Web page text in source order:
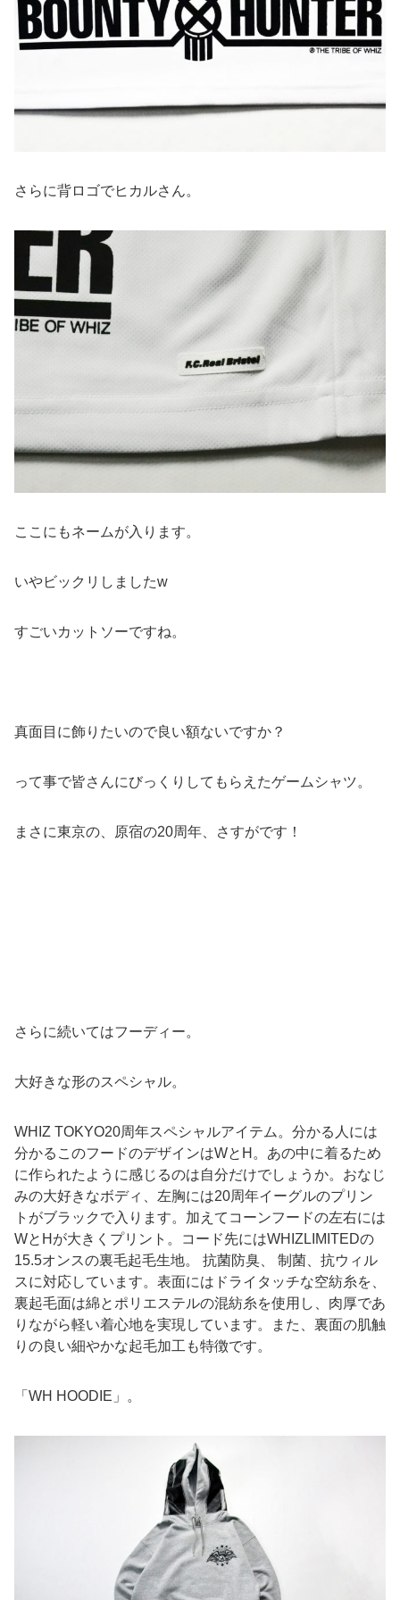
さらに背ロゴでヒカルさん。
ここにもネームが入ります。
いやビックリしましたw
すごいカットソーですね。
真面目に飾りたいので良い額ないですか？
って事で皆さんにびっくりしてもらえたゲームシャツ。
まさに東京の、原宿の20周年、さすがです！
さらに続いてはフーディー。
大好きな形のスペシャル。
WHIZ TOKYO20周年スペシャルアイテム。分かる人には
分かるこのフードのデザインはWとH。あの中に着るため
に作られたように感じるのは自分だけでしょうか。おなじ
みの大好きなボディ、左胸には20周年イーグルのプリン
トがブラックで入ります。加えてコーンフードの左右には
WとHが大きくプリント。コード先にはWHIZLIMITEDの
15.5オンスの裏毛起毛生地。 抗菌防臭、 制菌、抗ウィル
スに対応しています。表面にはドライタッチな空紡糸を、
裏起毛面は綿とポリエステルの混紡糸を使用し、肉厚であ
りながら軽い着心地を実現しています。また、裏面の肌触
りの良い細やかな起毛加工も特徴です。
「WH HOODIE」。